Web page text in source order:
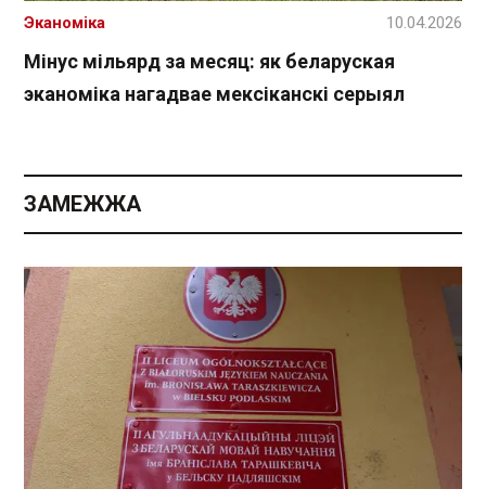
Мінус мільярд за месяц: як беларуская
эканоміка нагадвае мексіканскі серыял
Эканоміка 10.04.2026
ЗАМЕЖЖА